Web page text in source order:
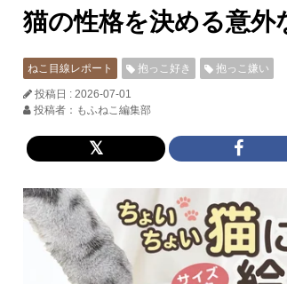
猫の性格を決める意外
ねこ目線レポート 抱っこ好き 抱っこ嫌い
投稿日 : 2026-07-01
投稿者：もふねこ編集部